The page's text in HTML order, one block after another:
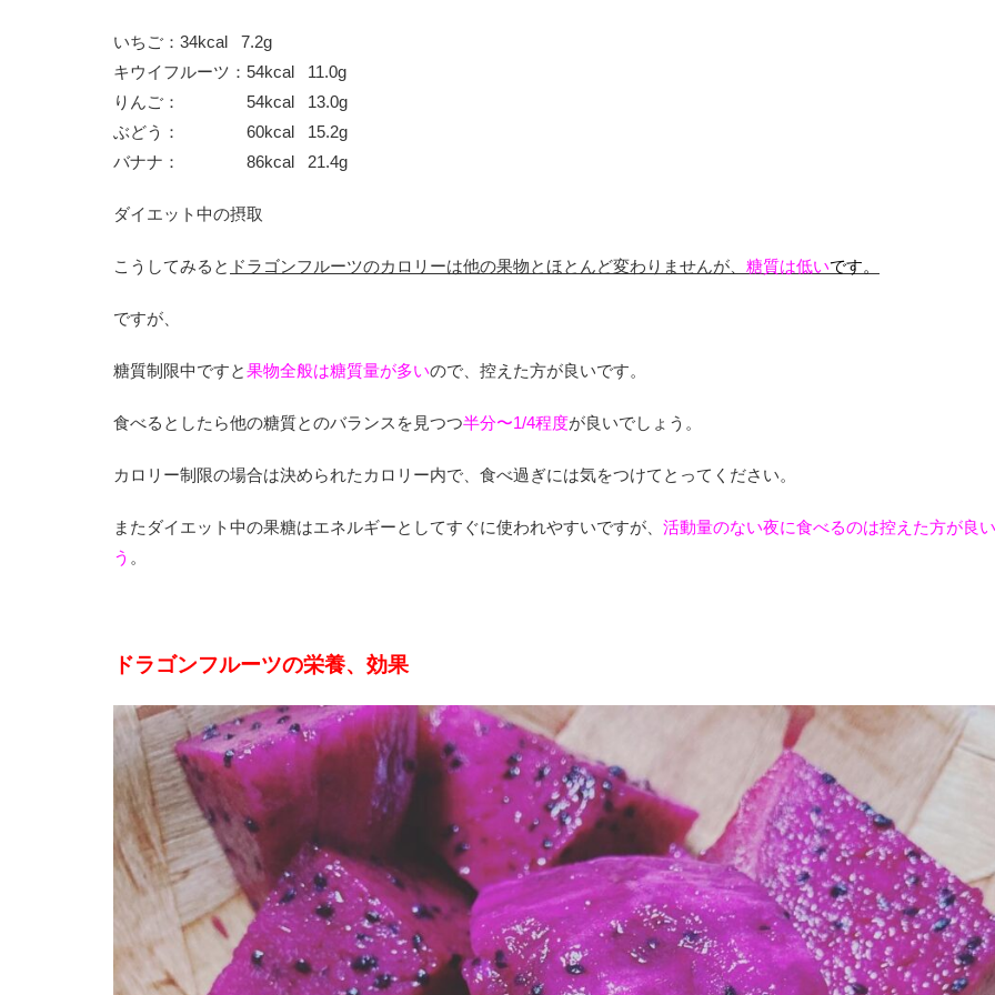
いちご： 34kcal
7.2g
キウイフルーツ： 54kcal
11.0g
りんご： 54kcal
13.0g
ぶどう： 60kcal
15.2g
バナナ： 86kcal 21.4g
ダイエット中の摂取
こうしてみると ドラゴンフルーツのカロリーは他の果物とほとんど変わりませんが、 糖質は低いです。
ですが、
糖質制限中ですと果物全般は糖質量が多いので、控えた方が良いです。
食べるとしたら他の糖質とのバランスを見つつ半分〜1/4程度が良いでしょう。
カロリー制限の場合は決められたカロリー内で、食べ過ぎには気をつけてとってください。
またダイエット中の果糖はエネルギーとしてすぐに使われやすいですが、 活動量のない夜に食べるのは控えた方が良
う 。
ドラゴンフルーツの栄養、効果